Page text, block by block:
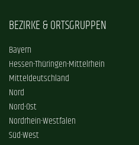
BEZIRKE & ORTSGRUPPEN
Bayern
Hessen-Thüringen-Mittelrhein
Mitteldeutschland
Nord
Nord-Ost
Nordrhein-Westfalen
Süd-West